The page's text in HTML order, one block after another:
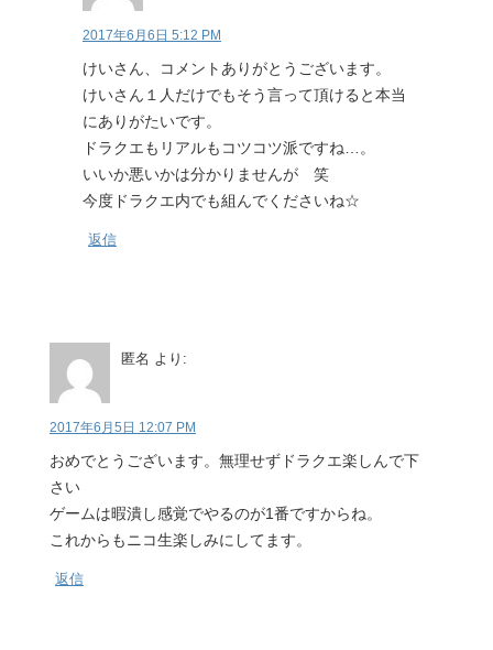
2017年6月6日 5:12 PM
けいさん、コメントありがとうございます。
けいさん１人だけでもそう言って頂けると本当
にありがたいです。
ドラクエもリアルもコツコツ派ですね…。
いいか悪いかは分かりませんが 笑
今度ドラクエ内でも組んでくださいね☆
返信
匿名 より:
2017年6月5日 12:07 PM
おめでとうございます。無理せずドラクエ楽しんで下
さい
ゲームは暇潰し感覚でやるのが1番ですからね。
これからもニコ生楽しみにしてます。
返信